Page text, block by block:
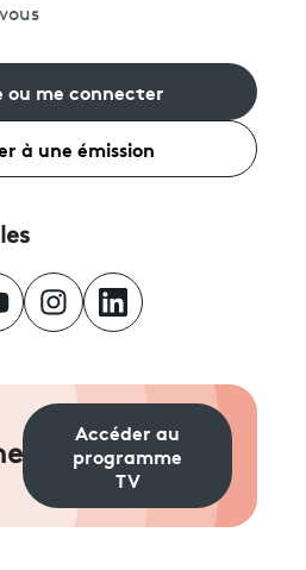
ou me connecter
à une émission
Accéder au
programme
TV